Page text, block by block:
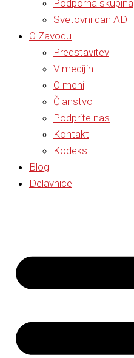
Podporna skupina
Svetovni dan AD
O Zavodu
Predstavitev
V medijih
O meni
Članstvo
Podprite nas
Kontakt
Kodeks
Blog
Delavnice